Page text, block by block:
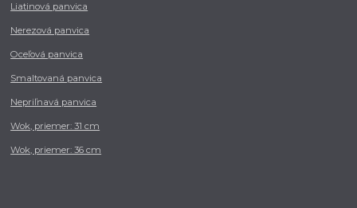
Liatinová panvica
Nerezová panvica
Oceľová panvica
Smaltovaná panvica
Nepriľnavá panvica
Wok, priemer: 31 cm
Wok, priemer: 36 cm